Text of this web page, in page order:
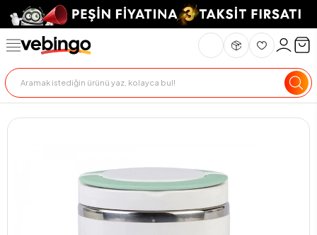
Genel Bakış Ürün Açıklaması Teslimat Ve İade Ödeme